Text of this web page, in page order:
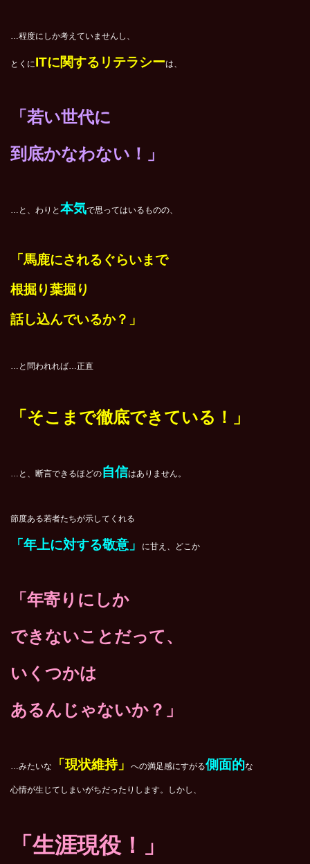
…程度にしか考えていませんし、
とくにITに関するリテラシーは、
「若い世代に
到底かなわない！」
…と、わりと本気で思ってはいるものの、
「馬鹿にされるぐらいまで
根掘り葉掘り
話し込んでいるか？」
…と問われれば…正直
「そこまで徹底できている！」
…と、断言できるほどの自信はありません。
節度ある若者たちが示してくれる
「年上に対する敬意」 に甘え、どこか
「年寄りにしか
できないことだって、
いくつかは
あるんじゃないか？」
…みたいな 「現状維持」 への満足感にすがる側面的な
心情が生じてしまいがちだったりします。しかし、
「生涯現役！」